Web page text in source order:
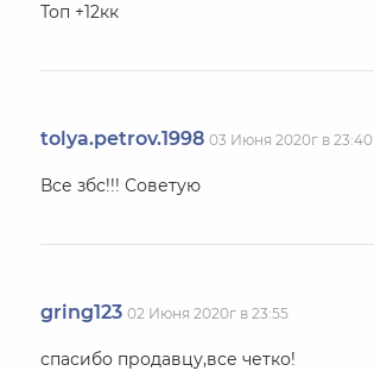
Топ +12кк
tolya.petrov.1998 03 Июня 2020г в 23:40
Все збс!!! Советую
gring123 02 Июня 2020г в 23:55
спасибо продавцу,все четко!